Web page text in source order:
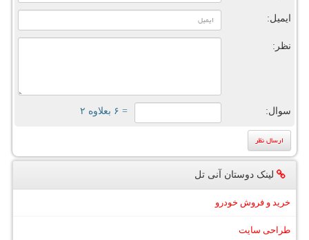
ایمیل:
نظر:
سوال: = ۶ بعلاوه ۲
لینک دوستان آنی تل
خرید و فروش خودرو
طراحی سایت